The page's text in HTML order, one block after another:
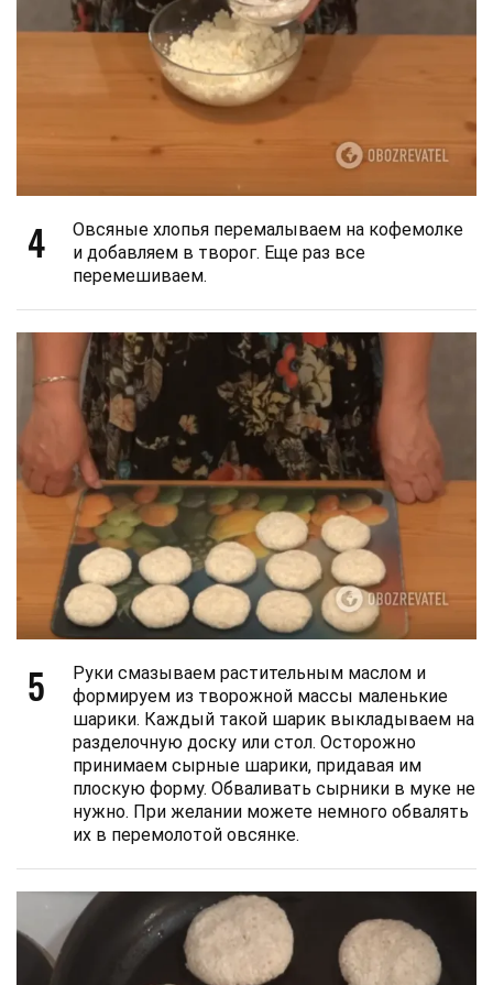
4
Овсяные хлопья перемалываем на кофемолке
и добавляем в творог. Еще раз все
перемешиваем.
5
Руки смазываем растительным маслом и
формируем из творожной массы маленькие
шарики. Каждый такой шарик выкладываем на
разделочную доску или стол. Осторожно
принимаем сырные шарики, придавая им
плоскую форму. Обваливать сырники в муке не
нужно. При желании можете немного обвалять
их в перемолотой овсянке.